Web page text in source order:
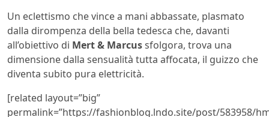
Un eclettismo che vince a mani abbassate, plasmato
dalla dirompenza della bella tedesca che, davanti
all’obiettivo di Mert & Marcussfolgora, trova una
dimensione dalla sensualità tutta affocata, il guizzo che
diventa subito pura elettricità.
[related layout=”big”
permalink=”https://fashionblog.lndo.site/post/583958/